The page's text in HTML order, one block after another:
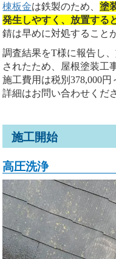
棟板金は鉄製のため、塗
発生しやすく、放置する
錆は早めに対処すること
調査結果をT様に報告し
されたため、屋根塗装工
施工費用は税別378,000
詳細はお問い合わせくだ
施工開始
高圧洗浄